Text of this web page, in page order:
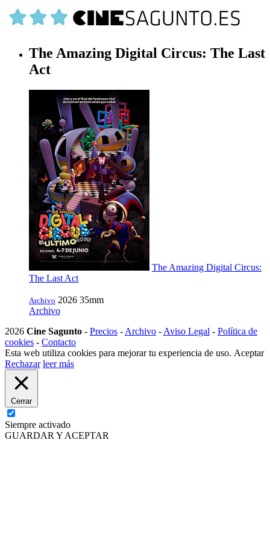
The Amazing Digital Circus: The Last
Act
The Amazing Digital Circus:
The Last Act
Archivo 2026 35mm
Archivo
2026 Cine Sagunto - Precios - Archivo - Aviso Legal - Política de
cookies - Contacto
Esta web utiliza cookies para mejorar tu experiencia de uso. Aceptar
Rechazar leer más
Cerrar
Siempre activado
GUARDAR Y ACEPTAR